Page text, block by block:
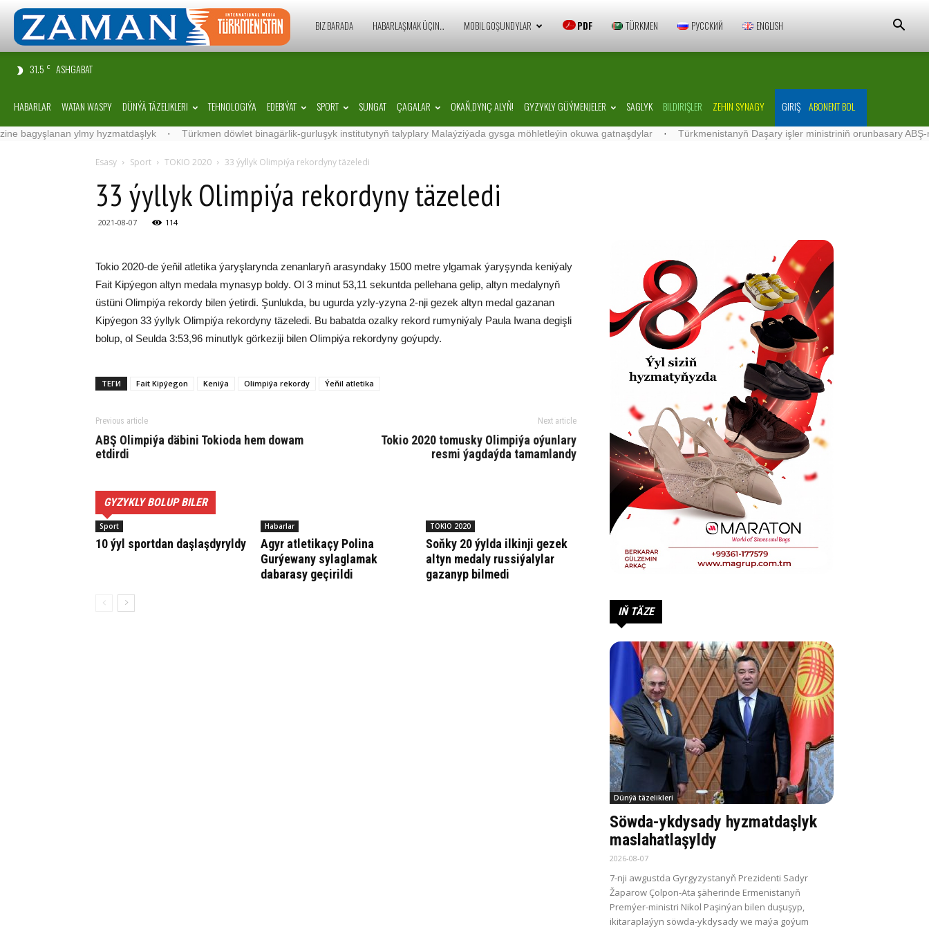
Zaman
BIZ BARADA HABARLAŞMAK ÜÇIN… MOBIL GOŞUNDYLAR PDF TÜRKMEN РУССКИЙ ENGLISH
31.5 C ASHGABAT
HABARLAR WATAN WASPY DÜNÝÄ TÄZELIKLERI TEHNOLOGIÝA EDEBIÝAT SPORT SUNGAT ÇAGALAR OKAŇ,DYNÇ ALYŇ! GYZYKLY GÜÝMENJELER SAGLYK BILDIRIŞLER ZEHIN SYNAGY GIRIŞ ABONENT BOL
ylmy hyzmatdaşlyk · Türkmen döwlet binagärlik-gurluşyk institutynyň talyplary Malaýziýada gysga möhletleýin okuwa gatnaşdylar · Türkmenistanyň Daşary işler ministriniň orunbasary ABŞ-nyň
Esasy Sport TOKIO 2020 33 ýyllyk Olimpiýa rekordyny täzeledi
33 ýyllyk Olimpiýa rekordyny täzeledi
2021-08-07 114
Tokio 2020-de ýeňil atletika ýaryşlarynda zenanlaryň arasyndaky 1500 metre ylgamak ýaryşynda keniýaly
Fait Kipýegon altyn medala mynasyp boldy. Ol 3 minut 53,11 sekuntda pellehana gelip, altyn medalynyň
üstüni Olimpiýa rekordy bilen ýetirdi. Şunlukda, bu ugurda yzly-yzyna 2-nji gezek altyn medal gazanan
Kipýegon 33 ýyllyk Olimpiýa rekordyny täzeledi. Bu babatda ozalky rekord rumyniýaly Paula Iwana degişli
bolup, ol Seulda 3:53,96 minutlyk görkeziji bilen Olimpiýa rekordyny goýupdy.
ТЕГИ Fait Kipýegon Keniýa Olimpiýa rekordy Ýeňil atletika
Previous article
ABŞ Olimpiýa däbini Tokioda hem dowam
etdirdi
Next article
Tokio 2020 tomusky Olimpiýa oýunlary
resmi ýagdaýda tamamlandy
GYZYKLY BOLUP BILER
Sport
10 ýyl sportdan daşlaşdyryldy
Habarlar
Agyr atletikaçy Polina
Gurýewany sylaglamak
dabarasy geçirildi
TOKIO 2020
Soňky 20 ýylda ilkinji gezek
altyn medaly russiýalylar
gazanyp bilmedi
IŇ TÄZE
Dünýä täzelikleri
Söwda-ykdysady hyzmatdaşlyk
maslahatlaşyldy
2026-08-07
7-nji awgustda Gyrgyzystanyň Prezidenti Sadyr
Žaparow Çolpon-Ata şäherinde Ermenistanyň
Premýer-ministri Nikol Paşinýan bilen duşuşyp,
ikitaraplaýyn söwda-ykdysady we maýa goýum